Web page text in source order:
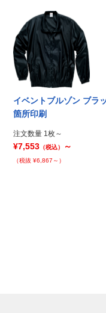
イベントブルゾン ブラ
箇所印刷
注文数量 1枚～
¥7,553 （税込） ～
（税抜 ¥6,867～）